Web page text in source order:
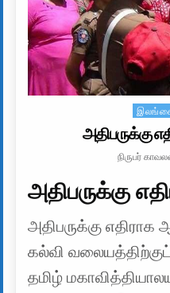
அதிபருக்கு
AUTHOR:
நிருபர்
அதிபருக்கு
அதிபருக்கு
கல்வி
தமிழ்